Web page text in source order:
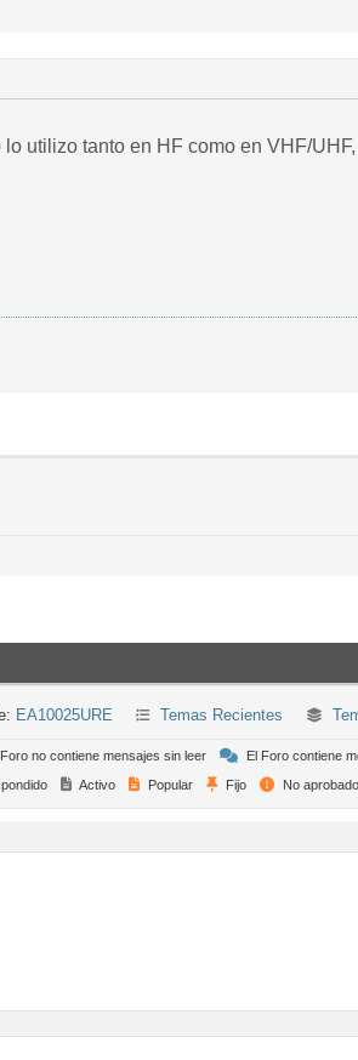
utilizo tanto en HF como en VHF/
EA10025URE Temas Recientes
no contiene mensajes sin leer
El Foro contiene
Activo Popular Fijo No